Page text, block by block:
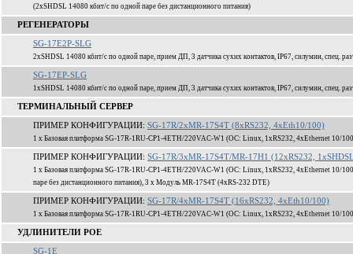
(2xSHDSL 14080 кбит/c по одной паре без дистанционного питания)
РЕГЕНЕРАТОРЫ
SG-17E2P-SLG
2xSHDSL 14080 кбит/c по одной паре, прием ДП, 3 датчика сухих контактов, IP67, силумин, спец.
SG-17EP-SLG
1xSHDSL 14080 кбит/c по одной паре, прием ДП, 3 датчика сухих контактов, IP67, силумин, спец.
ТЕРМИНАЛЬНЫЙ СЕРВЕР
ПРИМЕР КОНФИГУРАЦИИ: SG-17R/2xMR-17S4T (8xRS232, 4xEth10/100)
1 x Базовая платформа SG-17R-1RU-CP1-4ETH/220VAC-W1 (ОС: Linux, 1xRS232, 4xEthernet 10/
ПРИМЕР КОНФИГУРАЦИИ: SG-17R/3xMR-17S4T/MR-17H1 (12xRS232,
1 x Базовая платформа SG-17R-1RU-CP1-4ETH/220VAC-W1 (ОС: Linux, 1xRS232, 4xEthernet 10/
паре без дистанционного питания), 3 x Модуль MR-17S4T (4xRS-232 DTE)
ПРИМЕР КОНФИГУРАЦИИ: SG-17R/4xMR-17S4T (16xRS232, 4xEth10/100)
1 x Базовая платформа SG-17R-1RU-CP1-4ETH/220VAC-W1 (ОС: Linux, 1xRS232, 4xEthernet 10/
УДЛИНИТЕЛИ POE
SG-1E